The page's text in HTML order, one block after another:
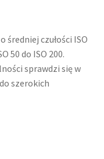
średniej czułości ISO
50 do ISO 200.
sprawdzi się w
szerokich